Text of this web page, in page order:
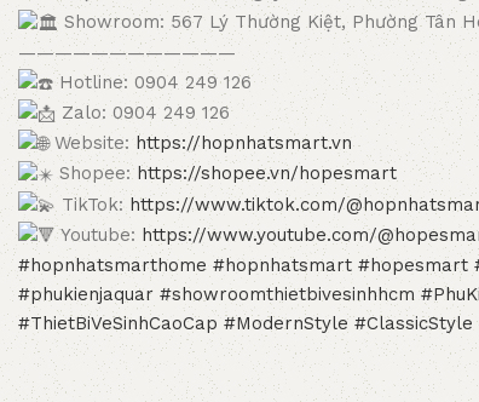
Showroom: 567 Lý Thường Kiệt, Phường Tân
————————————
Hotline: 0904 249 126
Zalo: 0904 249 126
Website: https://hopnhatsmart.vn
Shopee:https://shopee.vn/hopesmart
TikTok: https://www.tiktok.com/
Youtube: https://www.youtube.com/
#hopnhatsmarthome #hopnhatsmart #hopesmart
#phukienjaquar #showroomthietbivesinhhcm
#ThietBiVeSinhCaoCap #ModernStyle #ClassicStyle